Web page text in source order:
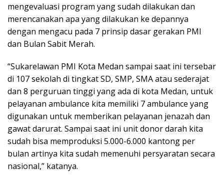
mengevaluasi program yang sudah dilakukan dan
merencanakan apa yang dilakukan ke depannya
dengan mengacu pada 7 prinsip dasar gerakan PMI
dan Bulan Sabit Merah.
“Sukarelawan PMI Kota Medan sampai saat ini tersebar
di 107 sekolah di tingkat SD, SMP, SMA atau sederajat
dan 8 perguruan tinggi yang ada di kota Medan, untuk
pelayanan ambulance kita memiliki 7 ambulance yang
digunakan untuk memberikan pelayanan jenazah dan
gawat darurat. Sampai saat ini unit donor darah kita
sudah bisa memproduksi 5.000-6.000 kantong per
bulan artinya kita sudah memenuhi persyaratan secara
nasional,” katanya.